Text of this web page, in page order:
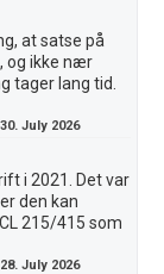
at satse på
og ikke nær
tager lang tid.
30. July 2026
i 2021. Det var
den kan
215/415 som
28. July 2026